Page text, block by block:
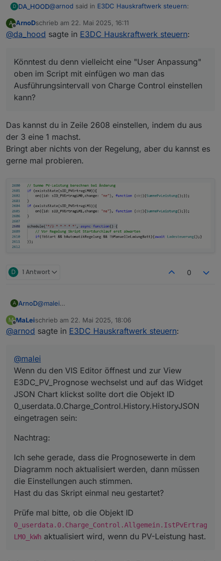
D DA_HOOD@arnod said in E3DC Hauskraftwerk steuern:
Abfrageintervall Adapter 3 sek. +
wird 6 sek. sind schon 12 sek. im Worstcase.
oben im Script mit einfügen wo man das
Ausführungsintervall von Charge Control einstellen
kann? Ich führe bei mir die Skripte eigentlich immer
Sekündlich aus. Der Adapter liefert auch jede
Sekunden kann man ja als Standard drinnen lassen
:)
A
Offline
ArnoDschrieb am 22. Mai 2025, 16:11
zuletzt editiert von
@da_hood sagte in E3DC Hauskraftwerk steuern:
Könntest du denn vielleicht eine "User Anpassung"
oben im Script mit einfügen wo man das
Ausführungsintervall von Charge Control einstellen
kann?
Das kannst du in Zeile 2608 einstellen, indem du aus
der 3 eine 1 machst.
Bringt aber nichts von der Regelung, aber du kannst es
gerne mal probieren.
D 1 Antwort 0
A ArnoD@malei
E3DC_PV_Prognose wechselst und auf das Widget
JSON Chart klickst sollte dort die Objekt ID
Nachtrag:
Diagramm noch aktualisiert werden, dann müssen die
Einstellungen auch stimmen.
Hast du das Skript einmal neu gestartet?
Prüfe mal bitte, ob die Objekt ID
0_userdata.0.Charge_Control.Allgemein.IstPv
ErtragLM0_kWh
aktualisiert wird, wenn du PV-Leistung
hast.
M
Offline
MaLeischrieb am 22. Mai 2025, 18:06
zuletzt editiert von
@arnod sagte in E3DC Hauskraftwerk steuern:
@malei
Wenn du den VIS Editor öffnest und zur View
E3DC_PV_Prognose wechselst und auf das Widget
JSON Chart klickst sollte dort die Objekt ID
0_userdata.0.Charge_Control.History.HistoryJSON
eingetragen sein:
Nachtrag:
Ich sehe gerade, dass die Prognosewerte in dem
Diagramm noch aktualisiert werden, dann müssen
die Einstellungen auch stimmen.
Hast du das Skript einmal neu gestartet?
Prüfe mal bitte, ob die Objekt ID
0_userdata.0.Charge_Control.Allgemein.IstPvErtrag
LM0_kWh aktualisiert wird, wenn du PV-Leistung hast.